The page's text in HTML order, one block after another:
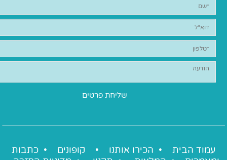
עמוד הבית • הכירו אותנו • קופונים • כתבות